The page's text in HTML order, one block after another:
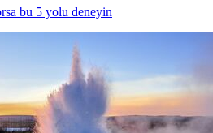
bu 5 yolu deneyin